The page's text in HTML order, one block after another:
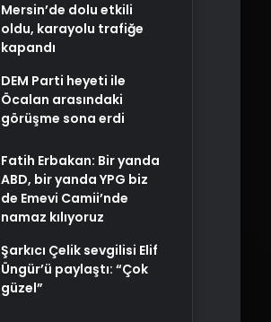
Mersin’de dolu etkili
oldu, karayolu trafiğe
kapandı
DEM Parti heyeti ile
Öcalan arasındaki
görüşme sona erdi
Fatih Erbakan: Bir yanda
ABD, bir yanda YPG biz
de Emevi Camii’nde
namaz kılıyoruz
Şarkıcı Çelik sevgilisi Elif
Üngür’ü paylaştı: “Çok
güzel”